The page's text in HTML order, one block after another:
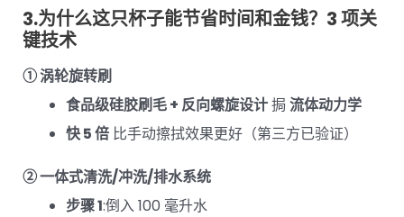
3.为什么这只杯子能节省时间和金钱？3 项关
键技术
① 涡轮旋转刷
食品级硅胶刷毛 + 反向螺旋设计挶流体动力学
快 5 倍 比手动擦拭效果更好（第三方已验证）
② 一体式清洗/冲洗/排水系统
步骤 1:倒入 100 毫升水